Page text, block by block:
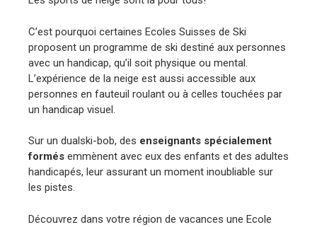
C’est pourquoi certaines Ecoles Suisses de Ski
proposent un programme de ski destiné aux personnes
avec un handicap, qu’il soit physique ou mental.
L’expérience de la neige est aussi accessible aux
personnes en fauteuil roulant ou à celles touchées par
un handicap visuel.
Sur un dualski-bob, des enseignants spécialement
formés emmènent avec eux des enfants et des adultes
handicapés, leur assurant un moment inoubliable sur
les pistes.
Découvrez dans votre région de vacances une Ecole